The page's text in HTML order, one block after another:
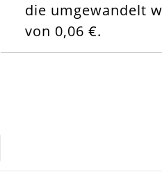
die umgewandelt
von 0,06 €.